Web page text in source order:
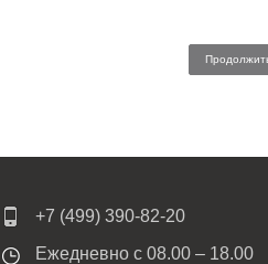
+7 (499) 390-82-20
Ежедневно с 08.00 – 18.00